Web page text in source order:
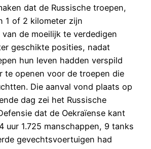
dat de Russische troepen,
1 of 2 kilometer zijn
de moeilijk te verdedigen
geschikte posities, nadat
hun leven hadden verspild
te openen voor de troepen die
Die aanval vond plaats op
dag zei het Russische
dat de Oekraïense kant
uur 1.725 manschappen, 9 tanks
gevechtsvoertuigen had